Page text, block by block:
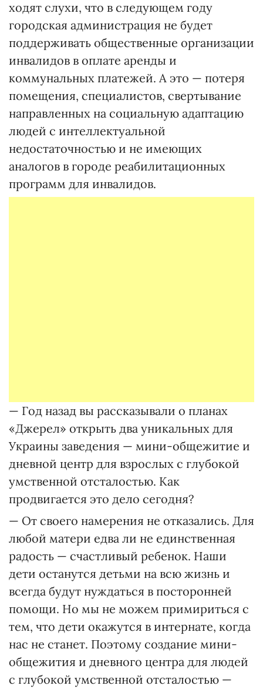
ходят слухи, что в следующем году
городская администрация не будет
поддерживать общественные организации
инвалидов в оплате аренды и
коммунальных платежей. А это — потеря
помещения, специалистов, свертывание
направленных на социальную адаптацию
людей с интеллектуальной
недостаточностью и не имеющих
аналогов в городе реабилитационных
программ для инвалидов.
— Год назад вы рассказывали о планах
«Джерел» открыть два уникальных для
Украины заведения — мини-общежитие и
дневной центр для взрослых с глубокой
умственной отсталостью. Как
продвигается это дело сегодня?
— От своего намерения не отказались. Для
любой матери едва ли не единственная
радость — счастливый ребенок. Наши
дети останутся детьми на всю жизнь и
всегда будут нуждаться в посторонней
помощи. Но мы не можем примириться с
тем, что дети окажутся в интернате, когда
нас не станет. Поэтому создание мини-
общежития и дневного центра для людей
с глубокой умственной отсталостью —